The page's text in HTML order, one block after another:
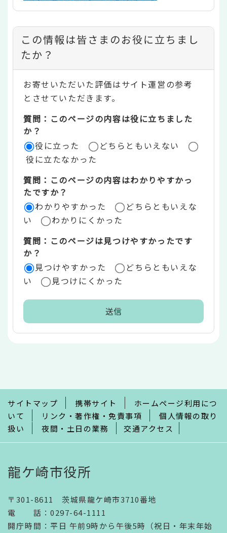
コ
ン
テ
ン
ツ
評
価
リ
ア
この情報は皆さまのお役に立ちまし
たか？
お寄せいただいた評価はサイト運営の参考
とさせていただきます。
質問：このページの内容は役に立ちました
か？
役に立った
どちらともいえない
役に立たなかった
質問：このページの内容はわかりやすかっ
たですか？
わかりやすかった
どちらともいえな
い
わかりにくかった
質問：このページは見つけやすかったです
か？
見つけやすかった
どちらともいえな
い
見つけにくかった
で
サイトマップ 携帯サイト
ホームページ利用につ
いて
リンク・著作権・免責事項
個人情報の取り
扱い
夜間・土日の業務 交通アクセス
龍ケ崎市役所
〒301-8611 茨城県龍ケ崎市3710番地
電話 ： 0297-64-1111
開庁時間 ： 平日 午前9時から午後5時（祝日・年末年始